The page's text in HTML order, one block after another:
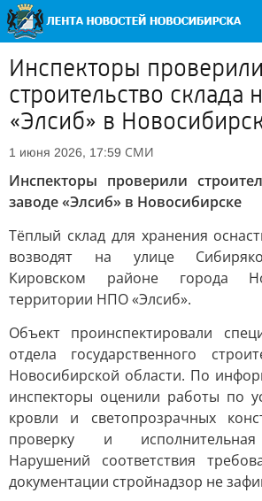
Инспекторы проверили
строительство склада
«Элсиб» в
1 июня 2026, 17:59 СМИ
Инспекторы проверили
заводе «Элсиб» в Новосибирске
Тёплый склад для хранения
возводят на улице
Кировском районе города
территории НПО «Элсиб».
Объект проинспектировали
отдела государственного
Новосибирской области. По
инспекторы оценили работы по
кровли и светопрозрачных
проверку и исполнительная
Нарушений соответствия
документации стройнадзор не